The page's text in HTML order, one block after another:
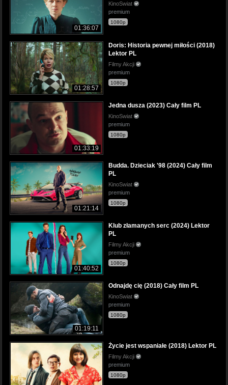
01:36:07
KinoSwiat
premium
1080p
01:28:57
Doris: Historia pewnej miłości (2018)
Lektor PL
Filmy Akcji
premium
1080p
01:33:19
Jedna dusza (2023) Cały film PL
KinoSwiat
premium
1080p
01:21:14
Budda. Dzieciak '98 (2024) Cały film
PL
KinoSwiat
premium
1080p
01:40:52
Klub złamanych serc (2024) Lektor
PL
Filmy Akcji
premium
1080p
01:19:11
Odnajdę cię (2018) Cały film PL
KinoSwiat
premium
1080p
Życie jest wspaniałe (2018) Lektor PL
Filmy Akcji
premium
1080p